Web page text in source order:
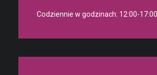
Codziennie w godzinach: 12:00-17:00